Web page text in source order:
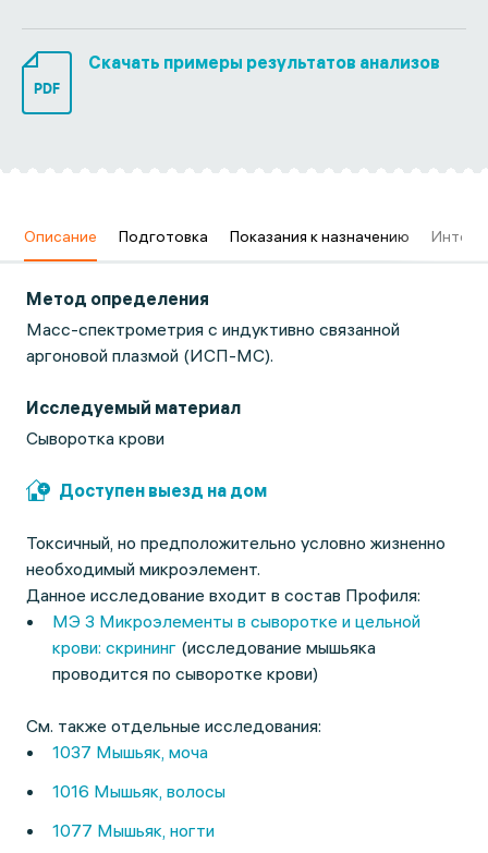
PDF
Скачать примеры результатов анализов
Описание Подготовка Показания к назначению
Метод определения
Масс-спектрометрия с индуктивно связанной
аргоновой плазмой (ИСП-МС).
Исследуемый материал
Сыворотка крови
Доступен выезд на дом
Токсичный, но предположительно условно жизненно
необходимый микроэлемент.
Данное исследование входит в состав Профиля:
МЭ 3 Микроэлементы в сыворотке и цельной
крови: скрининг (исследование мышьяка
проводится по сыворотке крови)
См. также отдельные исследования:
1037 Мышьяк, моча
1016 Мышьяк, волосы
1077 Мышьяк, ногти